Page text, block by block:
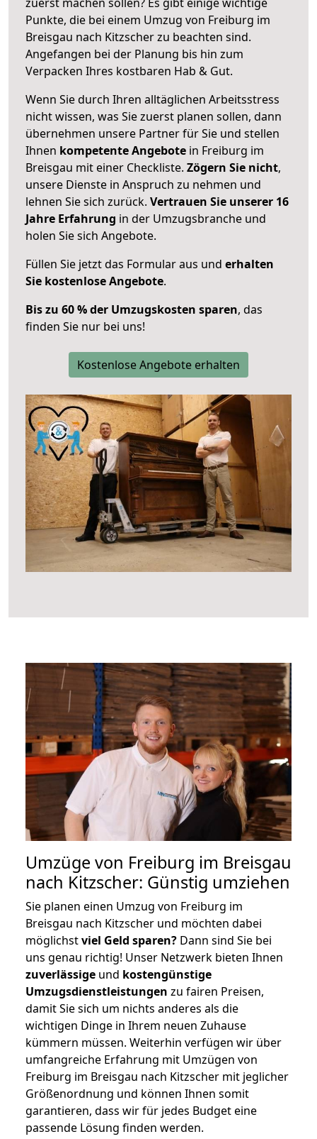
Punkte, die bei einem Umzug von Freiburg im
Breisgau nach Kitzscher zu beachten sind.
Angefangen bei der Planung bis hin zum
Verpacken Ihres kostbaren Hab & Gut.
Wenn Sie durch Ihren alltäglichen Arbeitsstress
nicht wissen, was Sie zuerst planen sollen, dann
übernehmen unsere Partner für Sie und stellen
Ihnen kompetente Angebote in Freiburg im
Breisgau mit einer Checkliste. Zögern Sie nicht,
unsere Dienste in Anspruch zu nehmen und
lehnen Sie sich zurück. Vertrauen Sie unserer 16
Jahre Erfahrung in der Umzugsbranche und
holen Sie sich Angebote.
Füllen Sie jetzt das Formular aus und erhalten
Sie kostenlose Angebote.
Bis zu 60 % der Umzugskosten sparen, das
finden Sie nur bei uns!
Kostenlose Angebote erhalten
Umzüge von Freiburg im Breisgau
nach Kitzscher: Günstig umziehen
Sie planen einen Umzug von Freiburg im
Breisgau nach Kitzscher und möchten dabei
möglichstviel Geld sparen? Dann sind Sie bei
uns genau richtig! Unser Netzwerk bieten Ihnen
zuverlässige und kostengünstige
Umzugsdienstleistungen zu fairen Preisen,
damit Sie sich um nichts anderes als die
wichtigen Dinge in Ihrem neuen Zuhause
kümmern müssen. Weiterhin verfügen wir über
umfangreiche Erfahrung mit Umzügen von
Freiburg im Breisgau nach Kitzscher mit jeglicher
Größenordnung und können Ihnen somit
garantieren, dass wir für jedes Budget eine
passende Lösung finden werden.